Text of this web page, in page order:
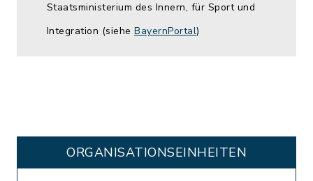
Staatsministerium des Innern, für Sport und
Integration (siehe BayernPortal)
ORGANISATIONS­EINHEITEN